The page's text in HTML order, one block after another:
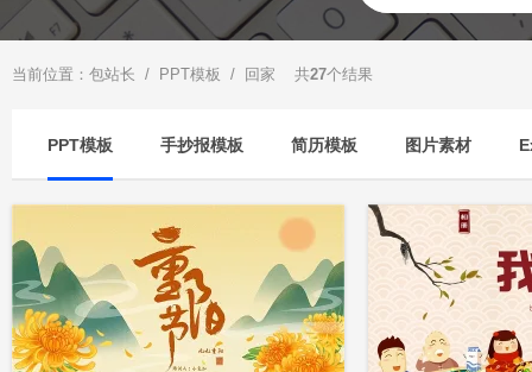
当前位置： 包站长 / PPT模板 / 回家 共27个结果
PPT模板 手抄报模板 简历模板 图片素材